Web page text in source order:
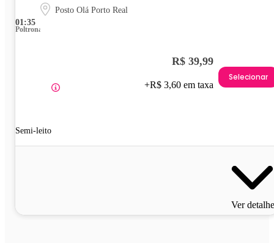
01:35
Posto Olá Porto Real
Poltrona
Semi-leito
R$ 39,99
+R$ 3,60 em taxa
Selecionar
Ver